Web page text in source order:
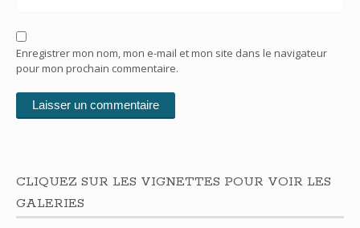
Enregistrer mon nom, mon e-mail et mon site dans le navigateur
pour mon prochain commentaire.
CLIQUEZ SUR LES VIGNETTES POUR VOIR LES
GALERIES